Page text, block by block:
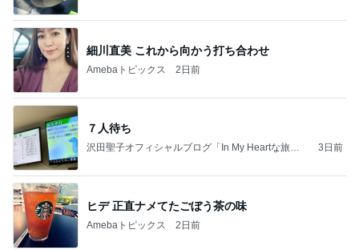
細川直美 これから向かう打ち合わせ
Amebaトピックス 2日前
７人待ち
沢田聖子オフィシャルブログ「In My Heartな旅日
3日前
ヒデ 正直ナメてたごぼう茶の味
Amebaトピックス 2日前